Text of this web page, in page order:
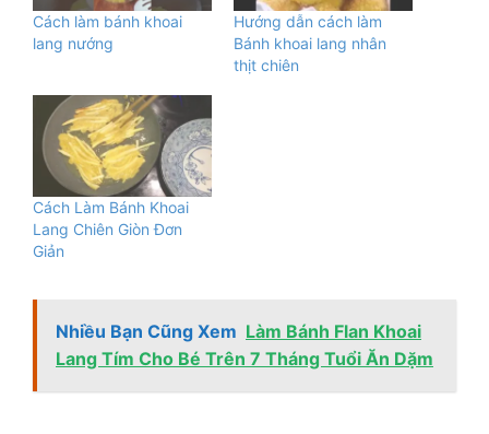
Cách làm bánh khoai
lang nướng
Hướng dẫn cách làm
Bánh khoai lang nhân
thịt chiên
Cách Làm Bánh Khoai
Lang Chiên Giòn Đơn
Giản
Nhiều Bạn Cũng Xem Làm Bánh Flan Khoai
Lang Tím Cho Bé Trên 7 Tháng Tuổi Ăn Dặm